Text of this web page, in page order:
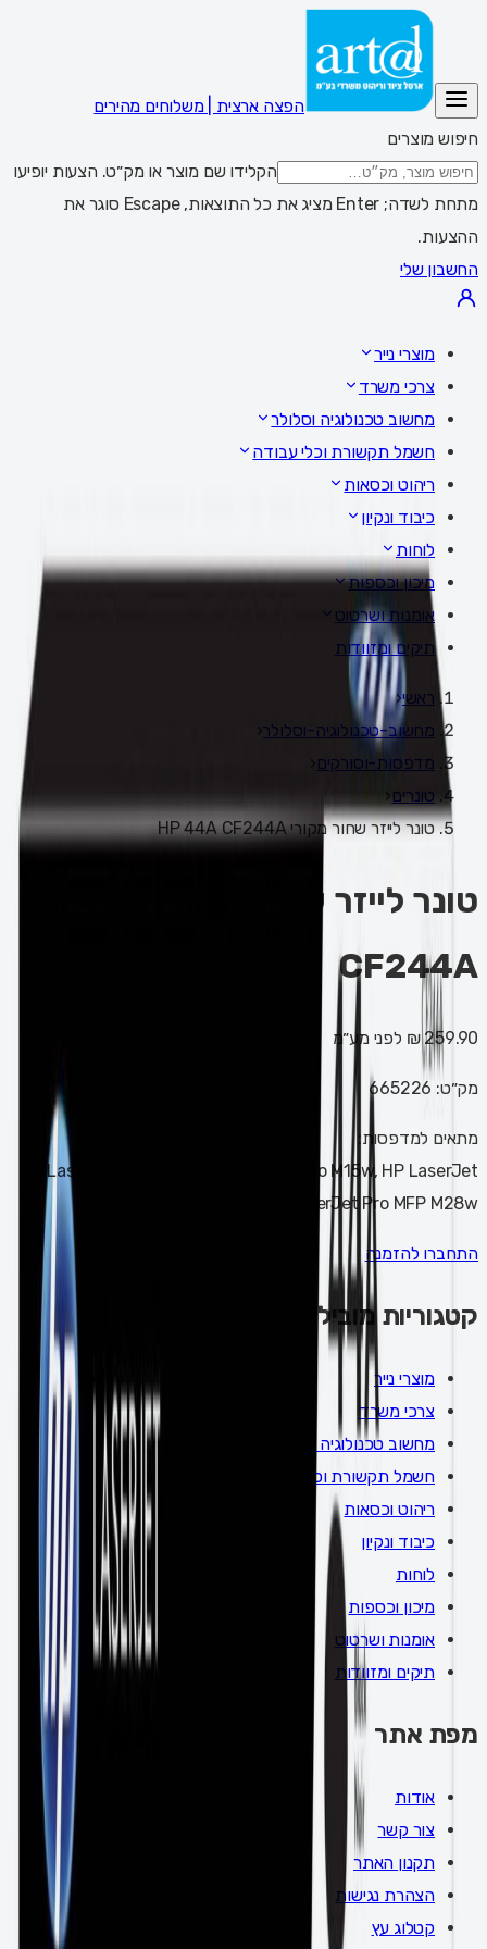
הפצה ארצית | משלוחים מהירים
חיפוש מוצרים
הקלידו שם מוצר או מק״ט. הצעות יופיעו
מתחת לשדה; Enter מציג את כל התוצאות, Escape סוגר את
ההצעות.
החשבון שלי
מוצרי נייר
צרכי משרד
מחשוב טכנולוגיה וסלולר
חשמל תקשורת וכלי עבודה
ריהוט וכסאות
כיבוד ונקיון
לוחות
מיכון וכספות
אומנות ושרטוט
תיקים ומזוודות
ראשי‹
מחשוב-טכנולוגיה-וסלולר
מדפסות-וסורקים
טונרים‹
טונר לייזר שחור מקורי HP 44A CF244A
CF244A
259.90 ₪ לפני מע״מ
מק״ט: 665226
מתאים למדפסות:
HP LaserJet Pro M15a, HP LaserJet Pro M15w, HP LaserJet
Pro MFP M28a, HP LaserJet Pro MFP M28w
התחברו להזמנה
קטגוריות מובילות
מוצרי נייר
צרכי משרד
מחשוב טכנולוגיה וסלולר
חשמל תקשורת וכלי עבודה
ריהוט וכסאות
כיבוד ונקיון
לוחות
מיכון וכספות
אומנות ושרטוט
תיקים ומזוודות
מפת אתר
אודות
צור קשר
תקנון האתר
הצהרת נגישות
קטלוג עץ